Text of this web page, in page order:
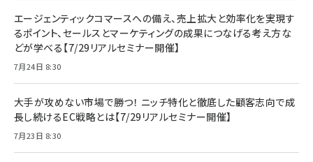
エージェンティックコマースへの備え、売上拡大と効率化を実現す
るポイント、セールスとマーケティングの成果につなげる考え方な
どが学べる【7/29リアルセミナー開催】
7月24日 8:30
大手が攻めない市場で勝つ！ ニッチ特化と徹底した顧客志向で成
長し続けるEC戦略とは【7/29リアルセミナー開催】
7月23日 8:30